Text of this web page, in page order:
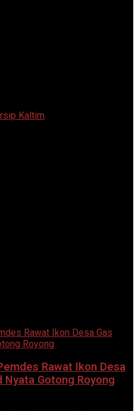
Kaltim
Rawat Ikon Desa
Nyata Gotong Royong